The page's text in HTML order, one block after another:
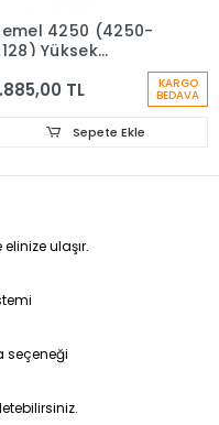
4250 (4250-
Yüksek
Kablolu
Amaçlı El Motoru
TL KARGO
BEDAVA
Sepete Ekle
ulaşır.
seçeneği